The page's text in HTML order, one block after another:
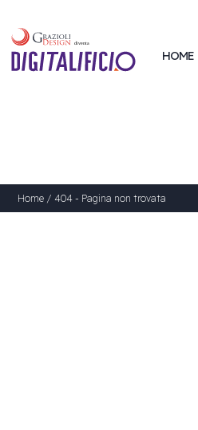
HOME
Home / 404 - Pagina non trovata